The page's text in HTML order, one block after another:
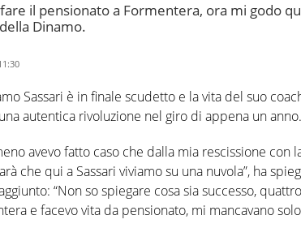
il pensionato a Formentera, ora mi godo
Dinamo.
Sassari è in finale scudetto e la vita del suo
autentica rivoluzione nel giro di appena un anno.
avevo fatto caso che dalla mia rescissione con
che qui a Sassari viviamo su una nuvola”, ha
“Non so spiegare cosa sia successo,
e facevo vita da pensionato, mi mancavano